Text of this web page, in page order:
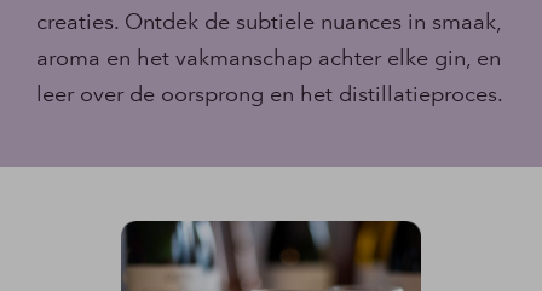
creaties. Ontdek de subtiele nuances in smaak,
aroma en het vakmanschap achter elke gin, en
leer over de oorsprong en het distillatieproces.